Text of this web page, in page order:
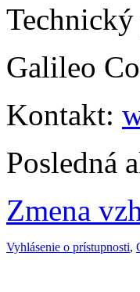
Galileo
Kontakt:
Posledná
Zmena
Vyhlásenie o prístupnosti,